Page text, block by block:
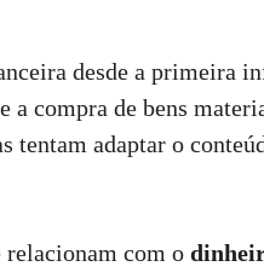
desde a primeira
a compra de bens
tentam adaptar o
relacionam com o